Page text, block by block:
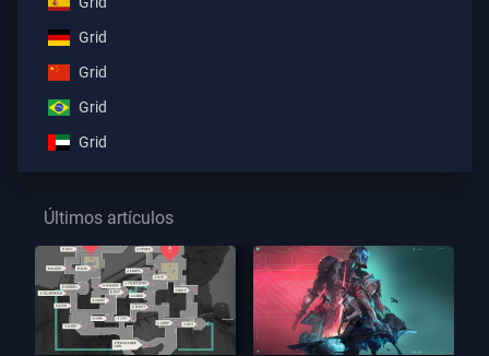
Grid
Grid
Grid
Grid
Últimos artículos